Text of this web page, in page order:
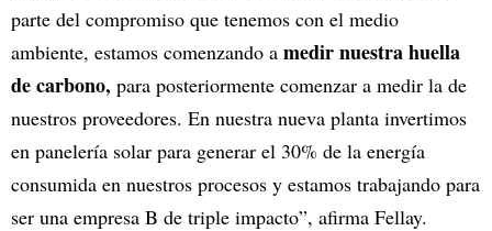
parte del compromiso que tenemos con el medio
ambiente, estamos comenzando a medir nuestra huella
de carbono, para posteriormente comenzar a medir la de
nuestros proveedores. En nuestra nueva planta invertimos
en panelería solar para generar el 30% de la energía
consumida en nuestros procesos y estamos trabajando para
ser una empresa B de triple impacto”, afirma Fellay.